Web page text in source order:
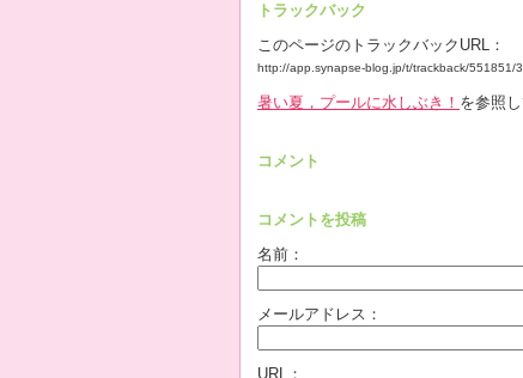
トラックバック
このページのトラックバックURL：
http://app.synapse-blog.jp/t/trackback/551851/
暑い夏，プールに水しぶき！ を参照
コメント
コメントを投稿
名前：
メールアドレス：
URL：